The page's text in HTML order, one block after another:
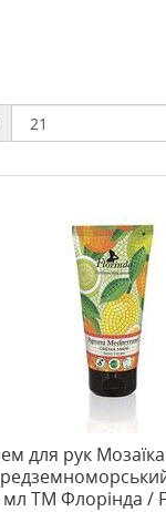
(Бджолиний
мг 100 капсул ТМ
Country Life
для рук Мозаїка
мл TM Флорінда /